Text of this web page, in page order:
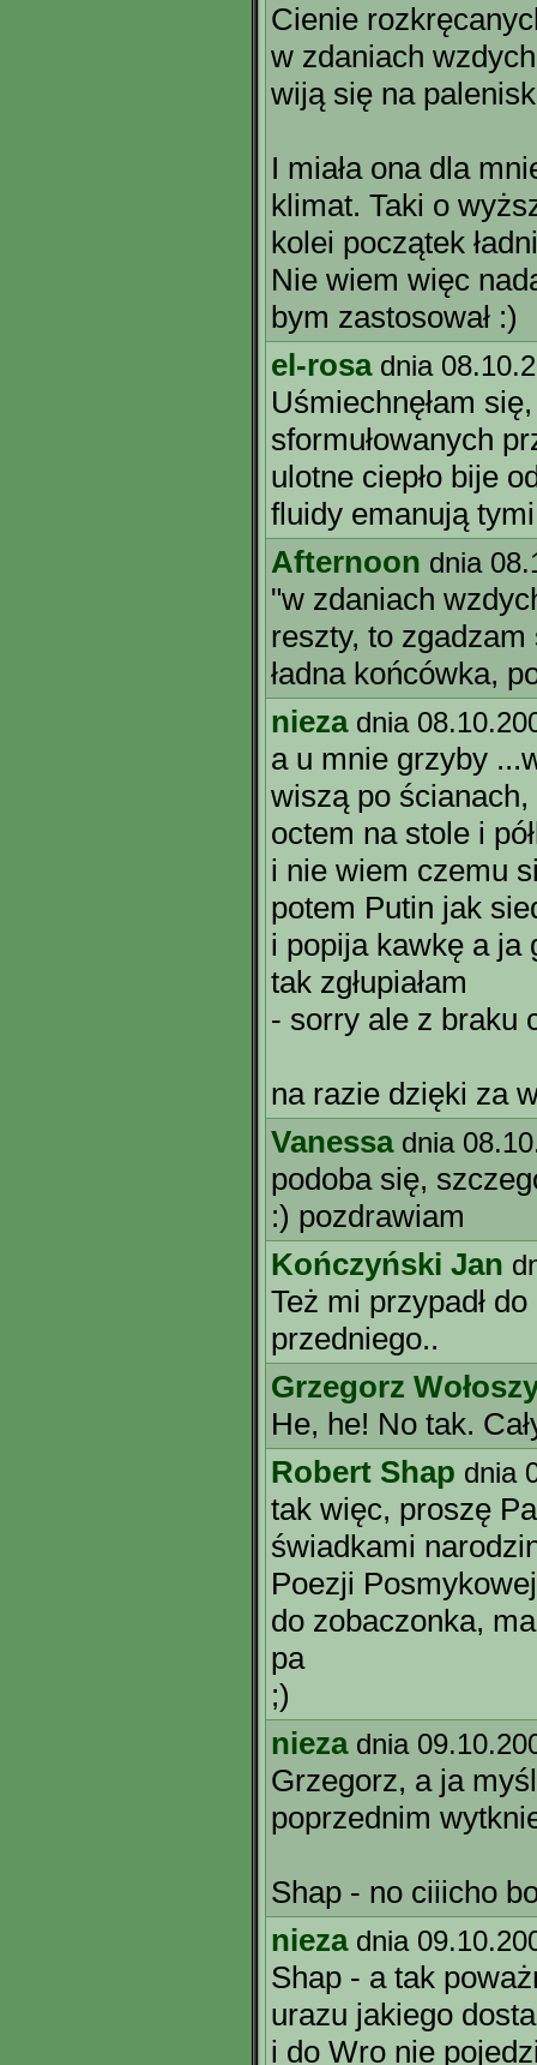
Cienie
w zdaniach
wiją się na
I miała ona dla
klimat. Taki o
kolei początek
Nie wiem więc
bym zastosował :)
el-rosa dnia
Uśmiechnęłam
sformułowanych
ulotne ciepło bije
fluidy emanują
Afternoon dnia
"w zdaniach
reszty, to zgadzam
ładna końcówka,
nieza dnia
a u mnie grzyby
wiszą po ścianach,
octem na stole i
i nie wiem czemu
potem Putin jak
i popija kawkę a ja
tak zgłupiałam
- sorry ale z braku
na razie dzięki za
Vanessa dnia
podoba się,
:) pozdrawiam
Kończyński Jan
Też mi przypadł
przedniego..
Grzegorz
He, he! No tak.
Robert Shap dnia
tak więc, proszę
świadkami
Poezji
do zobaczonka,
pa
;)
nieza dnia
Grzegorz, a ja
poprzednim
Shap - no ciiicho
nieza dnia
Shap - a tak
urazu jakiego
i do Wro nie